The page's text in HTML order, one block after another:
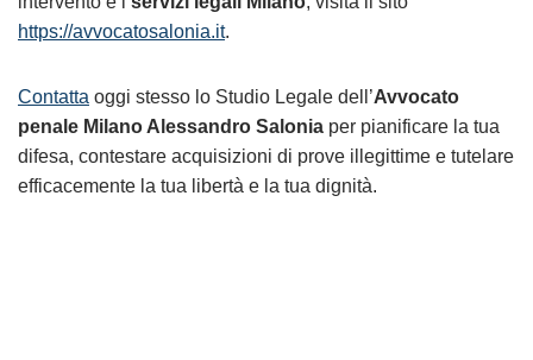
https://avvocatosalonia.it.
Contatta oggi stesso lo Studio Legale dell’Avvocato
penale Milano Alessandro Salonia per pianificare la tua
difesa, contestare acquisizioni di prove illegittime e tutelare
efficacemente la tua libertà e la tua dignità.